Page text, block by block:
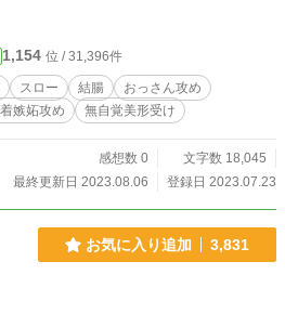
1,154 位 / 31,396件
スロー 結腸
おっさん攻め
嫉妬攻め 無自覚美形受け
感想数 0
文字数 18,045
最終更新日 2023.08.06
登録日 2023.07.23
お気に入り追加 3,831